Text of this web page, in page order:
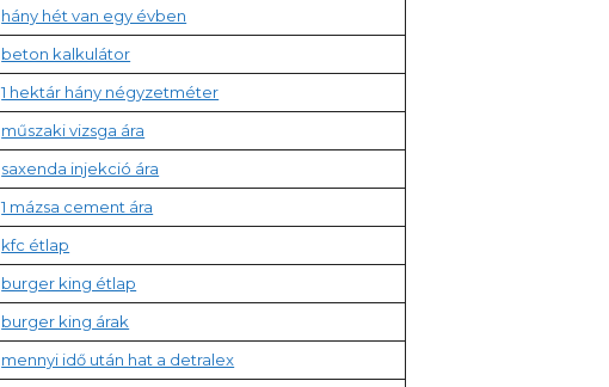
hány hét van egy évben
beton kalkulátor
1 hektár hány négyzetméter
műszaki vizsga ára
saxenda injekció ára
1 mázsa cement ára
kfc étlap
burger king étlap
burger king árak
mennyi idő után hat a detralex